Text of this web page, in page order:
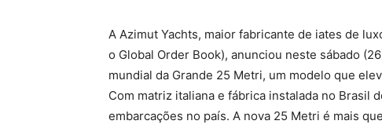
A Azimut Yachts, maior fabricante de iates de
o Global Order Book), anunciou neste sábado
mundial da Grande 25 Metri, um modelo que
Com matriz italiana e fábrica instalada no Brasil
embarcações no país. A nova 25 Metri é mais